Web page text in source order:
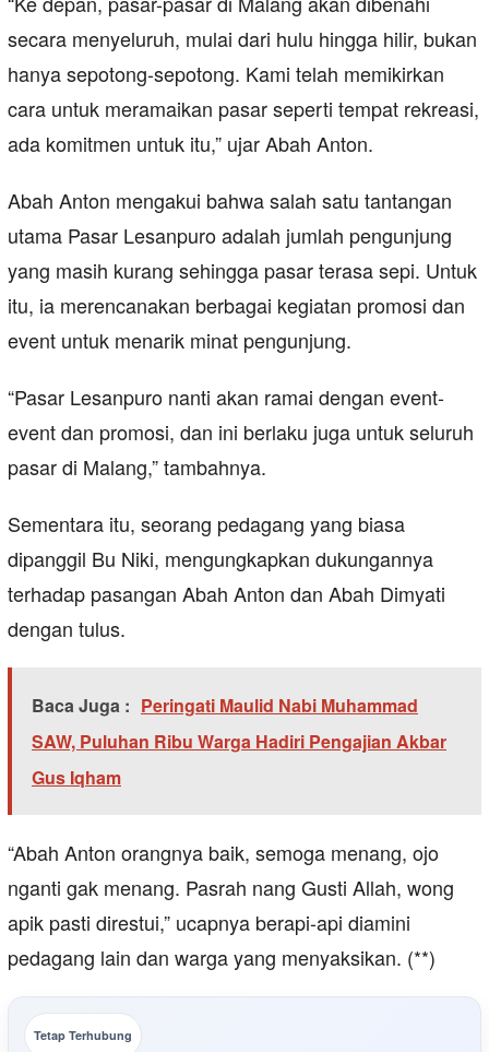
secara menyeluruh, mulai dari hulu hingga hilir, bukan
hanya sepotong-sepotong. Kami telah memikirkan
cara untuk meramaikan pasar seperti tempat rekreasi,
ada komitmen untuk itu,” ujar Abah Anton.
Abah Anton mengakui bahwa salah satu tantangan
utama Pasar Lesanpuro adalah jumlah pengunjung
yang masih kurang sehingga pasar terasa sepi. Untuk
itu, ia merencanakan berbagai kegiatan promosi dan
event untuk menarik minat pengunjung.
“Pasar Lesanpuro nanti akan ramai dengan event-
event dan promosi, dan ini berlaku juga untuk seluruh
pasar di Malang,” tambahnya.
Sementara itu, seorang pedagang yang biasa
dipanggil Bu Niki, mengungkapkan dukungannya
terhadap pasangan Abah Anton dan Abah Dimyati
dengan tulus.
Baca Juga : Peringati Maulid Nabi Muhammad
SAW, Puluhan Ribu Warga Hadiri Pengajian Akbar
Gus Iqham
“Abah Anton orangnya baik, semoga menang, ojo
nganti gak menang. Pasrah nang Gusti Allah, wong
apik pasti direstui,” ucapnya berapi-api diamini
pedagang lain dan warga yang menyaksikan. (**)
Tetap Terhubung